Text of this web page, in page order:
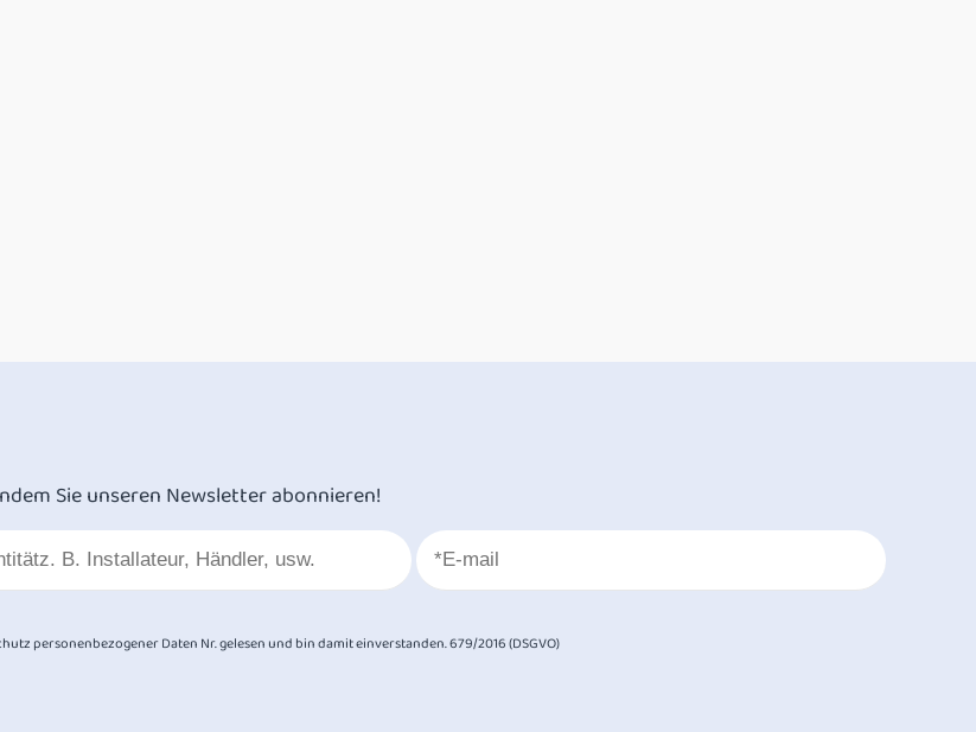
Sie unseren Newsletter abonnieren!
personenbezogener Daten Nr. gelesen und bin damit einverstanden. 679/2016 (DSGVO)